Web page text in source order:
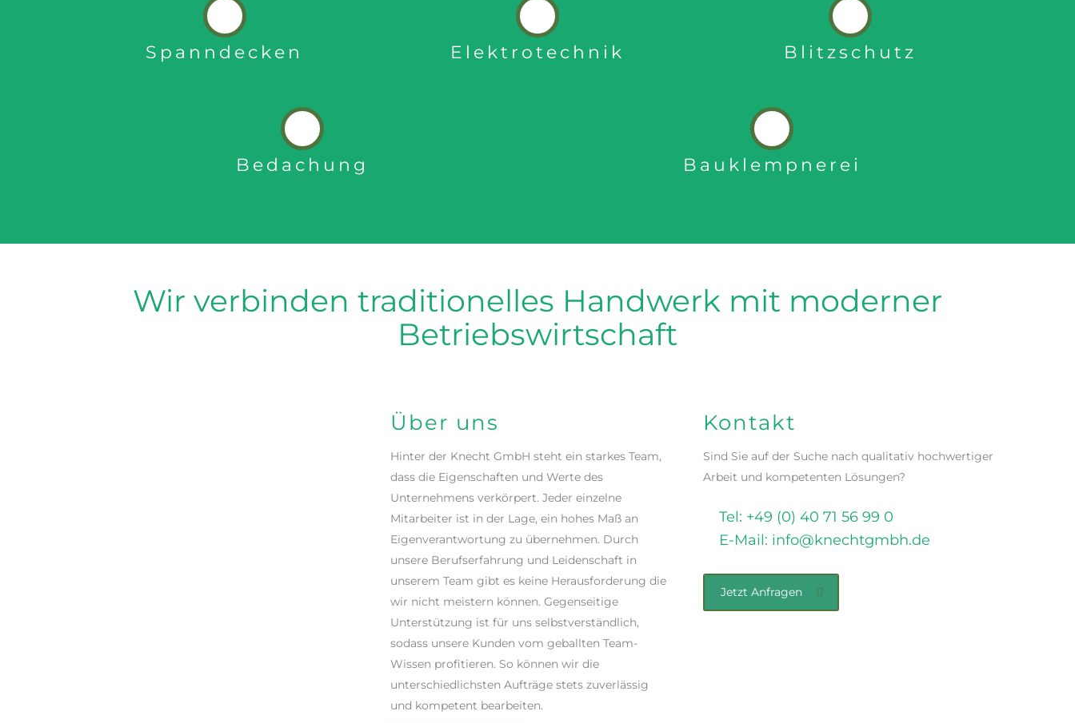
Spanndecken Elektrotechnik Blitzschutz
Bedachung Bauklempnerei
Wir verbinden traditionelles Handwerk mit moderner
Betriebswirtschaft
Über uns
Hinter der Knecht GmbH steht ein starkes Team,
dass die Eigenschaften und Werte des
Unternehmens verkörpert. Jeder einzelne
Mitarbeiter ist in der Lage, ein hohes Maß an
Eigenverantwortung zu übernehmen. Durch
unsere Berufserfahrung und Leidenschaft in
unserem Team gibt es keine Herausforderung die
wir nicht meistern können. Gegenseitige
Unterstützung ist für uns selbstverständlich,
sodass unsere Kunden vom geballten Team-
Wissen profitieren. So können wir die
unterschiedlichsten Aufträge stets zuverlässig
und kompetent bearbeiten.
Kontakt
Sind Sie auf der Suche nach qualitativ hochwertiger
Arbeit und kompetenten Lösungen?
Tel: +49 (0) 40 71 56 99 0
E-Mail: info@knechtgmbh.de
Jetzt Anfragen